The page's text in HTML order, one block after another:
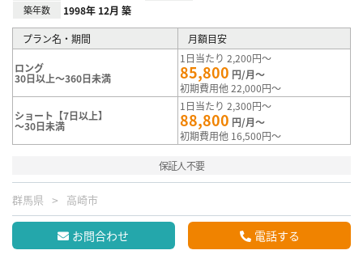
築年数 1998年 12月 築
プラン名・期間 月額目安
ロング
30日以上～360日未満
1日当たり 2,200円～
85,800 円/月～
初期費用他 22,000円～
ショート【7日以上】
～30日未満
1日当たり 2,300円～
88,800 円/月～
初期費用他 16,500円～
保証人不要
群馬県 高崎市
お問合わせ 電話する